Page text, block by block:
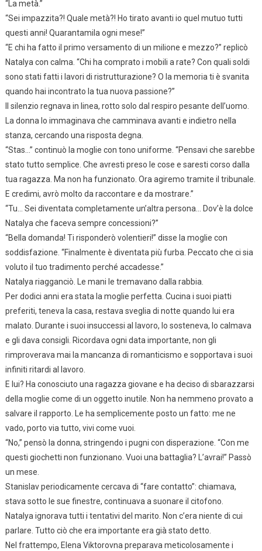
“La metà.”
“Sei impazzita?! Quale metà?! Ho tirato avanti io quel mutuo tutti
questi anni! Quarantamila ogni mese!”
“E chi ha fatto il primo versamento di un milione e mezzo?” replicò
Natalya con calma. “Chi ha comprato i mobili a rate? Con quali soldi
sono stati fatti i lavori di ristrutturazione? O la memoria ti è svanita
quando hai incontrato la tua nuova passione?”
Il silenzio regnava in linea, rotto solo dal respiro pesante dell’uomo.
La donna lo immaginava che camminava avanti e indietro nella
stanza, cercando una risposta degna.
“Stas…” continuò la moglie con tono uniforme. “Pensavi che sarebbe
stato tutto semplice. Che avresti preso le cose e saresti corso dalla
tua ragazza. Ma non ha funzionato. Ora agiremo tramite il tribunale.
E credimi, avrò molto da raccontare e da mostrare.”
“Tu… Sei diventata completamente un’altra persona… Dov’è la dolce
Natalya che faceva sempre concessioni?”
“Bella domanda! Ti risponderò volentieri!” disse la moglie con
soddisfazione. “Finalmente è diventata più furba. Peccato che ci sia
voluto il tuo tradimento perché accadesse.”
Natalya riagganciò. Le mani le tremavano dalla rabbia.
Per dodici anni era stata la moglie perfetta. Cucina i suoi piatti
preferiti, teneva la casa, restava sveglia di notte quando lui era
malato. Durante i suoi insuccessi al lavoro, lo sosteneva, lo calmava
e gli dava consigli. Ricordava ogni data importante, non gli
rimproverava mai la mancanza di romanticismo e sopportava i suoi
infiniti ritardi al lavoro.
E lui? Ha conosciuto una ragazza giovane e ha deciso di sbarazzarsi
della moglie come di un oggetto inutile. Non ha nemmeno provato a
salvare il rapporto. Le ha semplicemente posto un fatto: me ne
vado, porto via tutto, vivi come vuoi.
“No,” pensò la donna, stringendo i pugni con disperazione. “Con me
questi giochetti non funzionano. Vuoi una battaglia? L’avrai!” Passò
un mese.
Stanislav periodicamente cercava di “fare contatto”: chiamava,
stava sotto le sue finestre, continuava a suonare il citofono.
Natalya ignorava tutti i tentativi del marito. Non c’era niente di cui
parlare. Tutto ciò che era importante era già stato detto.
Nel frattempo, Elena Viktorovna preparava meticolosamente i